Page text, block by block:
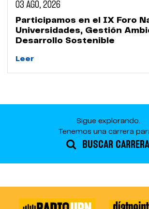
03 AGO, 2026
Participamos en el IX Foro
Universidades, Gestión
Desarrollo Sostenible
Leer
Sigue explorando.
Tenemos una carrera
BUSCAR